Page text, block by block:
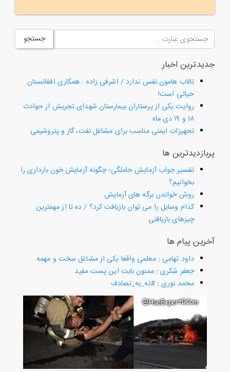
جستجو
جدیدترین اخبار
تالاب هامون نفس ندارد / اشرفی زاده : همکاری افغانستان
حیاتی است!
روایت یکی از پرستاران بیمارستان شهدای تجریش از حوادث
تجهیزات ایمنی مناسب برای مشاغل نفت، گاز و پتروشیمی
پربازدیدترین ها
تفسیر جواب آزمایش حاملگی؛ چگونه آزمایش خون بارداری را
بخوانیم؟
روش خواندن برگه های آزمایش
کدام وسایل را می توان بازیافت کرد؟ / ده تا از مهمترین
چیزهای بازیافتی
آخرین پیام ها
داود تهامی:معلمی واقعا یکی از مشاغل سخت و مهمه
جعفر شکری:ممنون بابت این پست مفید
محمد نوری:#نه_به_تصادف